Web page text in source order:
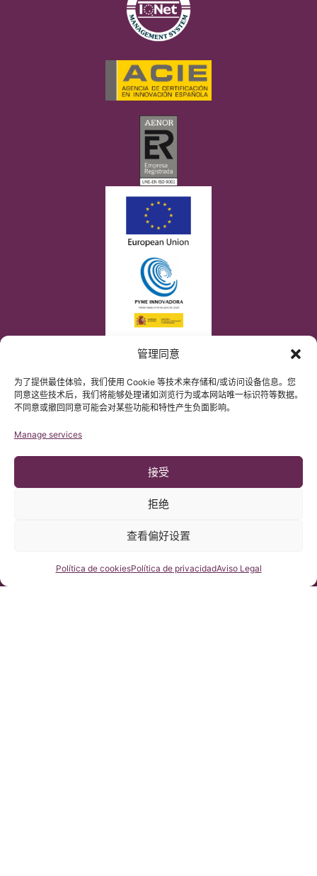
管理同意
为了提供最佳体验，我们使用 Cookie 等技术来存储和/或访问设备信息。您
同意这些技术后，我们将能够处理诸如浏览行为或本网站唯一标识符等数据。
不同意或撤回同意可能会对某些功能和特性产生负面影响。
Manage services
接受
拒绝
查看偏好设置
Política de cookiesPolítica de privacidadAviso Legal
本网站内容原文为西班牙语，网站的翻译内容非官方翻译，不具法
咨询我们